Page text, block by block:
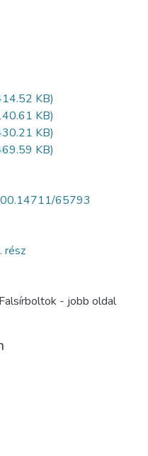
KB)
KB)
KB)
KB)
65793
rész
- jobb oldal